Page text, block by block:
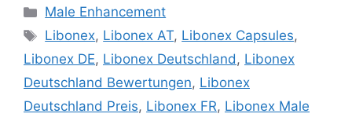
Categories
Male Enhancement
Tags
Libonex, Libonex AT, Libonex Capsules,
Libonex DE, Libonex Deutschland, Libonex
Deutschland Bewertungen, Libonex
Deutschland Preis, Libonex FR, Libonex Male